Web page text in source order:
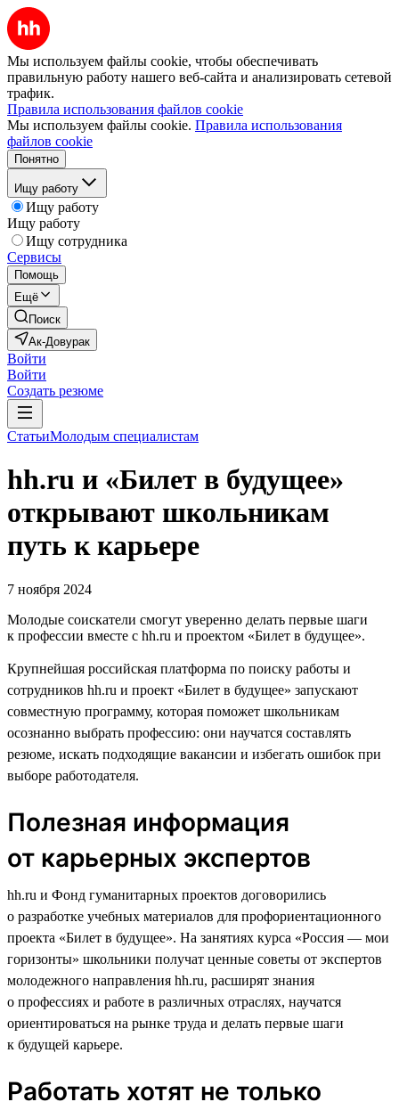
Мы используем файлы cookie, чтобы обеспечивать
правильную работу нашего веб-сайта и анализировать сетевой
трафик.
Правила использования файлов cookie
Мы используем файлы cookie. Правила использования
файлов cookie
Понятно
Ищу работу
Ищу работу
Ищу работу
Ищу сотрудника
Сервисы
Помощь
Ещё
Поиск
Ак-Довурак
Войти
Войти
Создать резюме
СтатьиМолодым специалистам
hh.ru и «Билет в будущее»
открывают школьникам
путь к карьере
7 ноября 2024
Молодые соискатели смогут уверенно делать первые шаги
к профессии вместе с hh.ru и проектом «Билет в будущее».
Крупнейшая российская платформа по поиску работы и
сотрудников hh.ru и проект «Билет в будущее» запускают
совместную программу, которая поможет школьникам
осознанно выбрать профессию: они научатся составлять
резюме, искать подходящие вакансии и избегать ошибок при
выборе работодателя.
Полезная информация
от карьерных экспертов
hh.ru и Фонд гуманитарных проектов договорились
о разработке учебных материалов для профориентационного
проекта «Билет в будущее». На занятиях курса «Россия — мои
горизонты» школьники получат ценные советы от экспертов
молодежного направления hh.ru, расширят знания
о профессиях и работе в различных отраслях, научатся
ориентироваться на рынке труда и делать первые шаги
к будущей карьере.
Работать хотят не только